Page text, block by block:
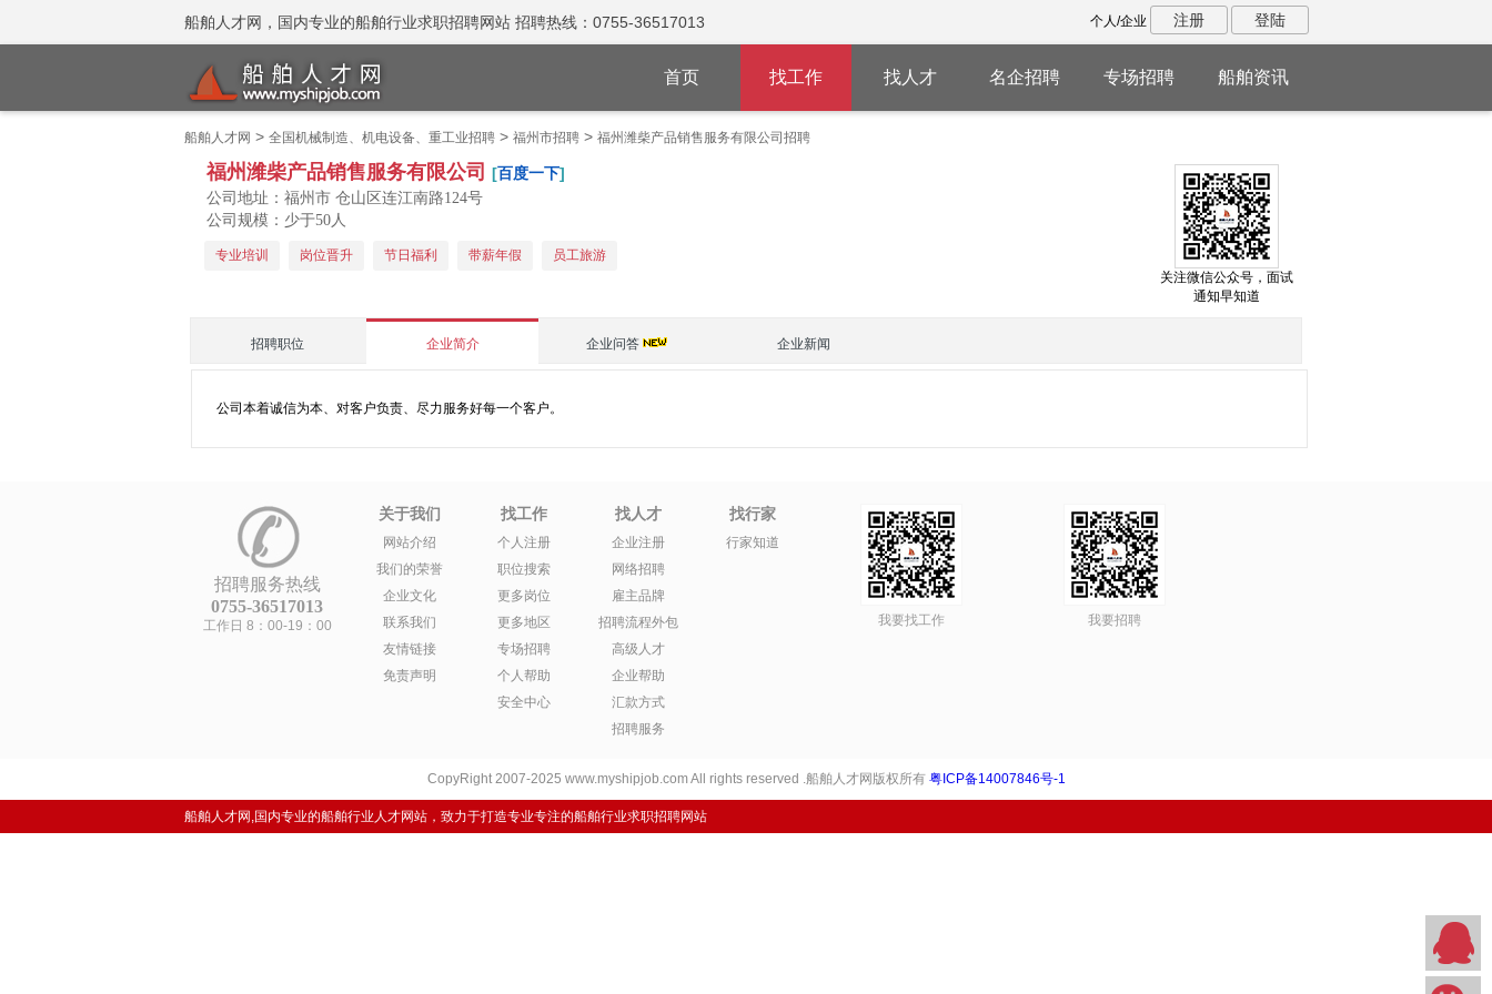
船舶人才网，国内专业的船舶行业求职招聘网站 招聘热线：0755-36517013 个人/企业 注册 登陆
首页 找工作 找人才 名企招聘 专场招聘 船舶资讯
船舶人才网 > 全国机械制造、机电设备、重工业招聘> 福州市招聘> 福州潍柴产品销售服务有限公司招聘
福州潍柴产品销售服务有限公司 [百度一下]
公司地址：福州市 仓山区连江南路124号
公司规模：少于50人
专业培训 岗位晋升 节日福利 带薪年假
员工旅游
关注微信公众号，面试
通知早知道
招聘职位 企业简介 企业问答 企业新闻
公司本着诚信为本、对客户负责、尽力服务好每一个客户。
招聘服务热线
0755-36517013
工作日 8：00-19：00
关于我们
网站介绍
我们的荣誉
企业文化
联系我们
友情链接
免责声明
找工作
个人注册
职位搜索
更多岗位
更多地区
专场招聘
个人帮助
安全中心
找人才
企业注册
网络招聘
雇主品牌
招聘流程外包
高级人才
企业帮助
汇款方式
招聘服务
找行家
行家知道
我要找工作 我要招聘
CopyRight 2007-2025 www.myshipjob.com All rights reserved .船舶人才网版权所有 粤ICP备14007846号-1
船舶人才网,国内专业的船舶行业人才网站，致力于打造专业专注的船舶行业求职招聘网站